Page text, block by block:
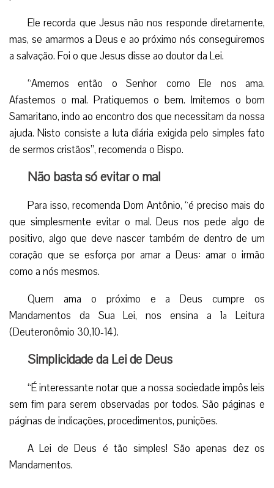
Ele recorda que Jesus não nos responde diretamente,
mas, se amarmos a Deus e ao próximo nós conseguiremos
a salvação. Foi o que Jesus disse ao doutor da Lei.
“Amemos então o Senhor como Ele nos ama.
Afastemos o mal. Pratiquemos o bem. Imitemos o bom
Samaritano, indo ao encontro dos que necessitam da nossa
ajuda. Nisto consiste a luta diária exigida pelo simples fato
de sermos cristãos”, recomenda o Bispo.
Não basta só evitar o mal
Para isso, recomenda Dom Antônio, “é preciso mais do
que simplesmente evitar o mal. Deus nos pede algo de
positivo, algo que deve nascer também de dentro de um
coração que se esforça por amar a Deus: amar o irmão
como a nós mesmos.
Quem ama o próximo e a Deus cumpre os
Mandamentos da Sua Lei, nos ensina a 1ª Leitura
(Deuteronômio 30,10-14).
Simplicidade da Lei de Deus
“É interessante notar que a nossa sociedade impôs leis
sem fim para serem observadas por todos. São páginas e
páginas de indicações, procedimentos, punições.
A Lei de Deus é tão simples! São apenas dez os
Mandamentos.